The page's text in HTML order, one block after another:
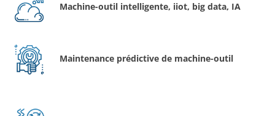
Machine-outil intelligente, iiot, big data, IA
Maintenance prédictive de machine-outil